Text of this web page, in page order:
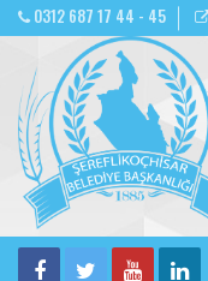
0312 687 17 44 - 45